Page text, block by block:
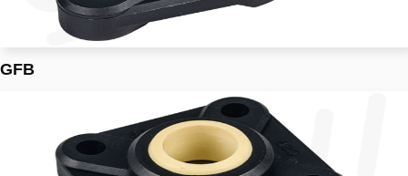
GFB